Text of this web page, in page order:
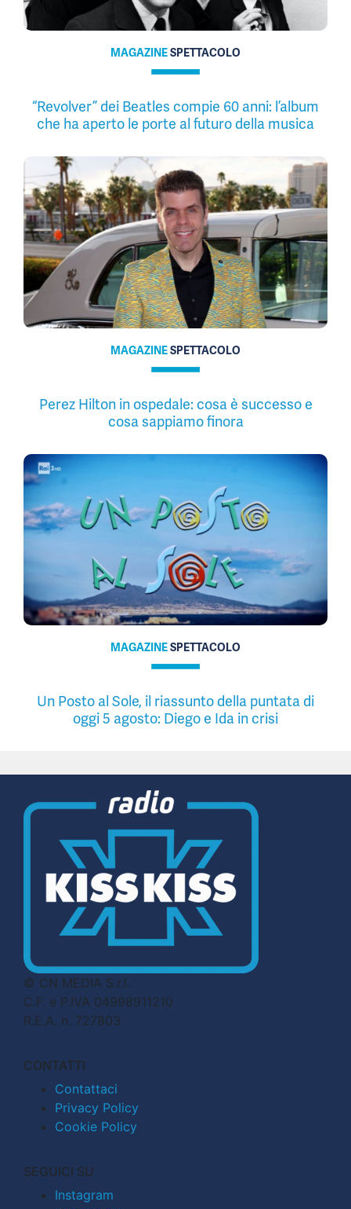
MAGAZINESPETTACOLO
“Revolver” dei Beatles compie 60 anni: l’album
che ha aperto le porte al futuro della musica
MAGAZINESPETTACOLO
Perez Hilton in ospedale: cosa è successo e
cosa sappiamo finora
MAGAZINESPETTACOLO
Un Posto al Sole, il riassunto della puntata di
oggi 5 agosto: Diego e Ida in crisi
© CN MEDIA S.r.l.
C.F. e P.IVA 04998911210
R.E.A. n. 727803
CONTATTI
Contattaci
Privacy Policy
Cookie Policy
SEGUICI SU
Instagram